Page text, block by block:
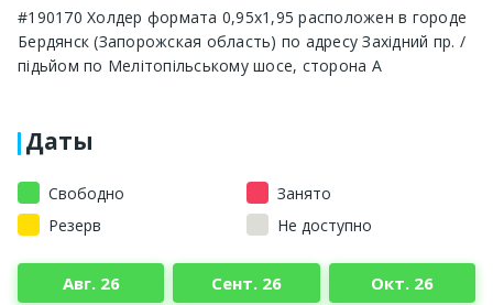
#190170 Холдер формата 0,95х1,95 расположен в городе
Бердянск (Запорожская область) по адресу Західний пр. /
підьйом по Мелітопільському шосе, сторона A
Даты
Свободно
Занято
Резерв
Не доступно
Авг. 26 Сент. 26 Окт. 26